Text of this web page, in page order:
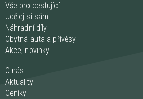
Vše pro cestující
Udělej si sám
Náhradní díly
Obytná auta a přívěsy
Akce, novinky
O nás
Aktuality
Ceníky